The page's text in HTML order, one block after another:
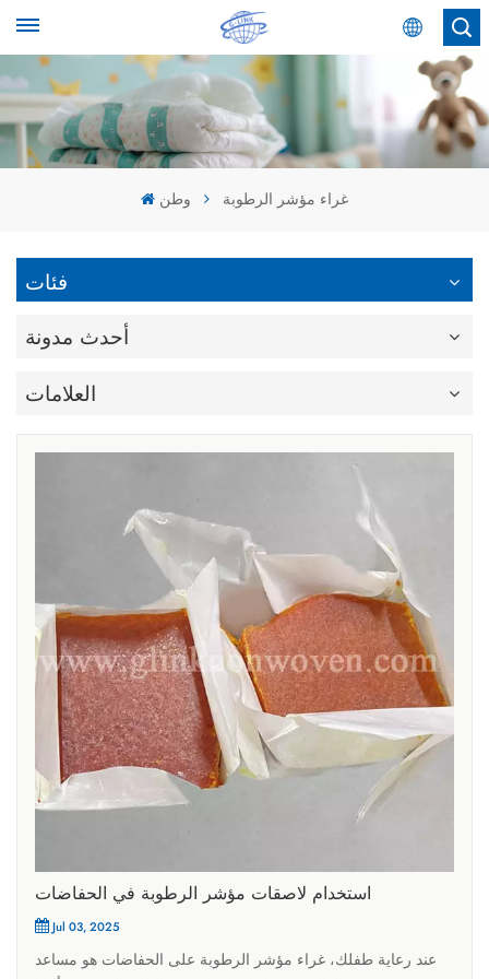
عربي
English
وطن غراء مؤشر الرطوبة
فئات
أحدث مدونة
العلامات
استخدام لاصقات مؤشر الرطوبة في الحفاضات
Jul 03, 2025
عند رعاية طفلك، غراء مؤشر الرطوبة على الحفاضات هو مساعد